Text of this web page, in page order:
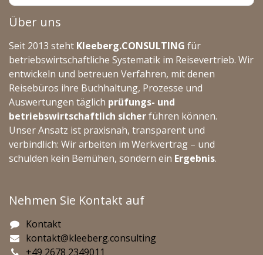
Über uns
Seit 2013 steht Kleeberg.CONSULTING für
betriebswirtschaftliche Systematik im Reisevertrieb. Wir
entwickeln und betreuen Verfahren, mit denen
Reisebüros ihre Buchhaltung, Prozesse und
Auswertungen täglich prüfungs- und
betriebswirtschaftlich sicherführen können.
Unser Ansatz ist praxisnah, transparent und
verbindlich: Wir arbeiten im Werkvertrag – und
schulden kein Bemühen, sondern ein Ergebnis.
Nehmen Sie Kontakt auf
Kontakt
kontakt@kleeberg.consulting
+49 2678 2349011